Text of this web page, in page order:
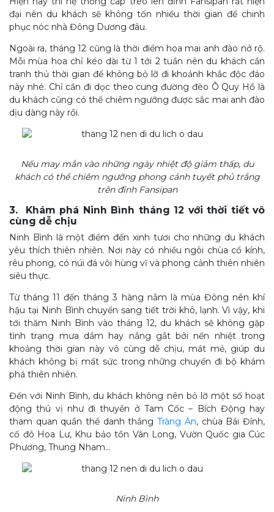
đại nên du khách sẽ không tốn nhiều thời gian để chinh
phục nóc nhà Đông Dương đâu.
Ngoài ra, tháng 12 cũng là thời điểm hoa mai anh đào nở rộ.
Mỗi mùa hoa chỉ kéo dài từ 1 tới 2 tuần nên du khách cần
tranh thủ thời gian để không bỏ lỡ đi khoảnh khắc độc đáo
này nhé. Chỉ cần đi dọc theo cung đường đèo Ô Quy Hồ là
du khách cũng có thể chiêm ngưỡng được sắc mai anh đào
dịu dàng này rồi.
Nếu may mắn vào những ngày nhiệt độ giảm thấp, du
khách có thể chiêm ngưỡng phong cảnh tuyết phủ trắng
trên đỉnh Fansipan
3. Khám phá Ninh Bình tháng 12 với thời tiết vô
cùng dễ chịu
Ninh Bình là một điểm đến xinh tươi cho những du khách
yêu thích thiên nhiên. Nơi này có nhiều ngôi chùa cổ kính,
rêu phong, có núi đá vôi hùng vĩ và phong cảnh thiên nhiên
siêu thực.
Từ tháng 11 đến tháng 3 hàng nằm là mùa Đông nên khí
hậu tại Ninh Bình chuyển sang tiết trời khô, lạnh. Vì vậy, khi
tới thăm Ninh Bình vào tháng 12, du khách sẽ không gặp
tình trạng mưa dầm hay nắng gắt bởi nền nhiệt trong
khoảng thời gian này vô cùng dễ chịu, mát mẻ, giúp du
khách không bị mất sức trong những chuyến đi bộ khám
phá thiên nhiên.
Đến với Ninh Bình, du khách không nên bỏ lỡ một số hoạt
động thú vị như đi thuyền ở Tam Cốc – Bích Động hay
tham quan quần thể danh thắngTràng An, chùa Bái Đính,
cố đô Hoa Lư, Khu bảo tồn Vân Long, Vườn Quốc gia Cúc
Phương, Thung Nham…
Ninh Bình